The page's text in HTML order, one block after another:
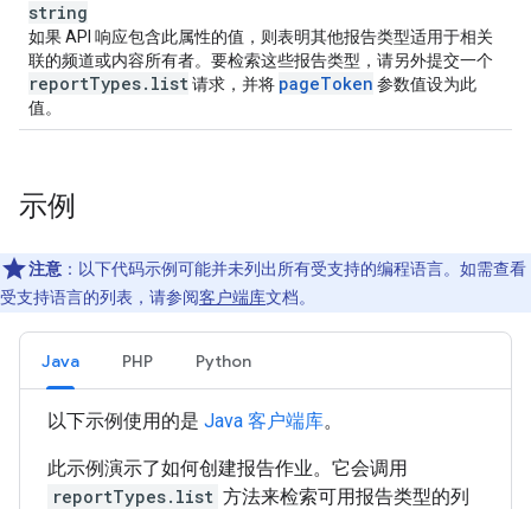
string
如果 API 响应包含此属性的值，则表明其他报告类型适用于相关
联的频道或内容所有者。要检索这些报告类型，请另外提交一个
reportTypes. list请求，并将 pageToken 参数值设为此
值。
示例
注意 ：以下代码示例可能并未列出所有受支持的编程语言。如需查看
受支持语言的列表，请参阅客户端库文档。
Java PHP Python
以下示例使用的是 Java 客户端库。
此示例演示了如何创建报告作业。它会调用
reportTypes.list 方法来检索可用报告类型的列